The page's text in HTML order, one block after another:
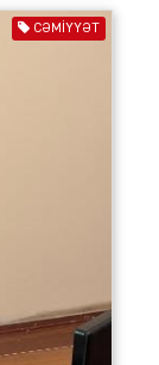
CƏMIYYƏT